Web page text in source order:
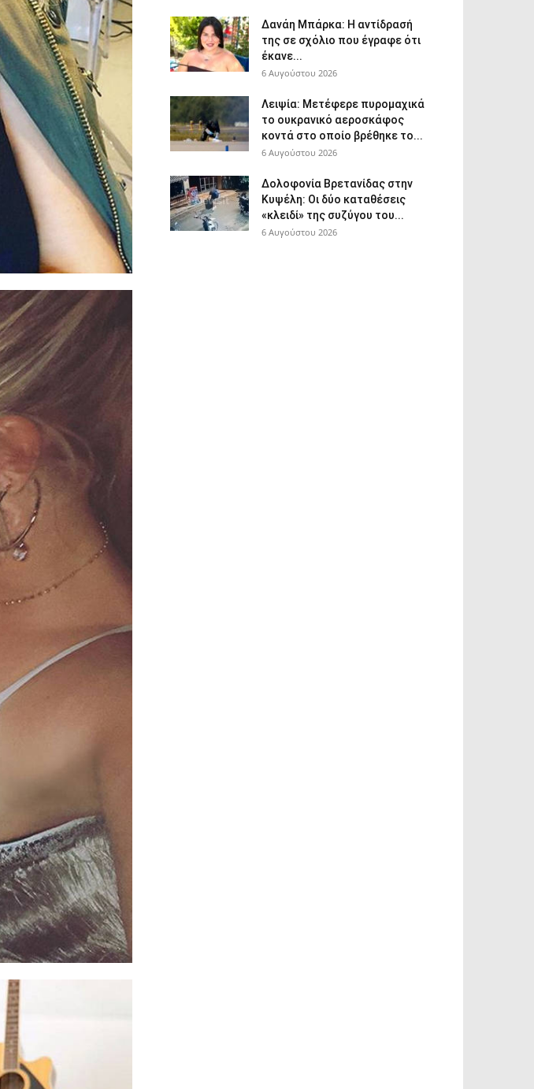
Δανάη Μπάρκα: Η αντίδρασή
της σε σχόλιο που έγραφε ότι
έκανε...
6 Αυγούστου 2026
Λειψία: Μετέφερε πυρομαχικά
το ουκρανικό αεροσκάφος
κοντά στο οποίο βρέθηκε το...
6 Αυγούστου 2026
Δολοφονία Βρετανίδας στην
Κυψέλη: Οι δύο καταθέσεις
«κλειδί» της συζύγου του...
6 Αυγούστου 2026